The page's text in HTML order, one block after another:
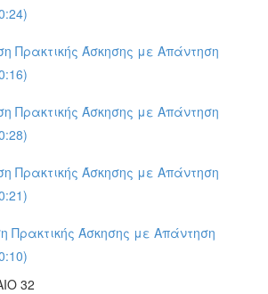
Πρακτικής Άσκησης με Απάντηση
Πρακτικής Άσκησης με Απάντηση
Πρακτικής Άσκησης με Απάντηση
Πρακτικής Άσκησης με Απάντηση
32